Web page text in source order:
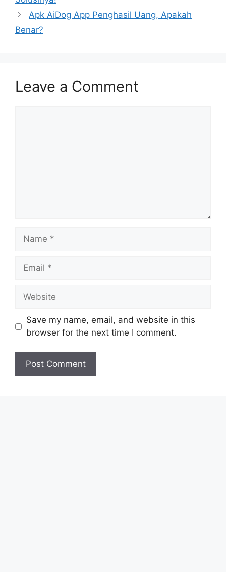
Apk AiDog App Penghasil Uang, Apakah
Benar?
Leave a Comment
Name
Email
Website
Save my name, email, and website in this
browser for the next time I comment.